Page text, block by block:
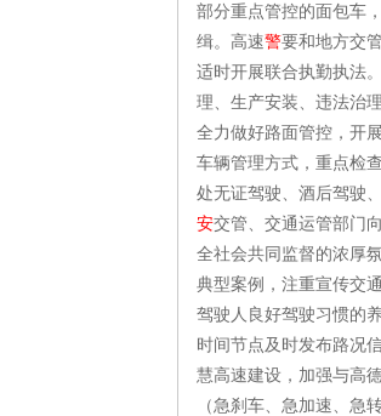
部分重点管控的面包车
缉。高速警要和地方交
适时开展联合执勤执法
理、生产安装、违法治
全力做好路面管控，开
车辆管理方式，重点检
处无证驾驶、酒后驾驶
安交管、交通运管部门
全社会共同监督的浓厚
典型案例，注重宣传交
驾驶人良好驾驶习惯的
时间节点及时发布路况
慧高速建设，加强与高
（急刹车、急加速、急